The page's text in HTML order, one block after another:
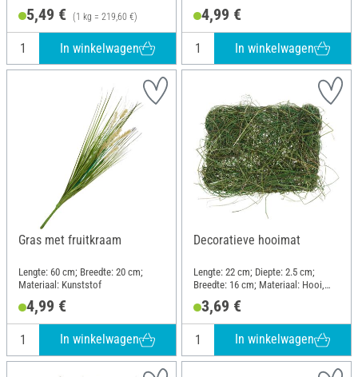
5,49 € (1 kg = 219,60 €)
In winkelwagen
4,99 €
In winkelwagen
Gras met fruitkraam
Lengte: 60 cm; Breedte: 20 cm;
Materiaal: Kunststof
4,99 €
In winkelwagen
Decoratieve hooimat
Lengte: 22 cm; Diepte: 2.5 cm;
Breedte: 16 cm; Materiaal: Hooi,
3,69 €
In winkelwagen